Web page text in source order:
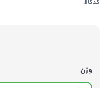
کدکالا:
وزن